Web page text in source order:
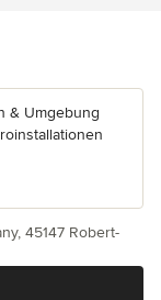
& Umgebung
45147 Robert-